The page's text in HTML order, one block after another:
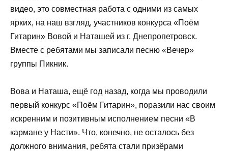
видео, это совместная работа с одними из самых
ярких, на наш взгляд, участников конкурса «Поём
Гитарин» Вовой и Наташей из г. Днепропетровск.
Вместе с ребятами мы записали песню «Вечер»
группы Пикник.
Вова и Наташа, ещё год назад, когда мы проводили
первый конкурс «Поём Гитарин», поразили нас своим
искренним и позитивным исполнением песни «В
кармане у Насти». Что, конечно, не осталось без
должного внимания, ребята стали призёрами